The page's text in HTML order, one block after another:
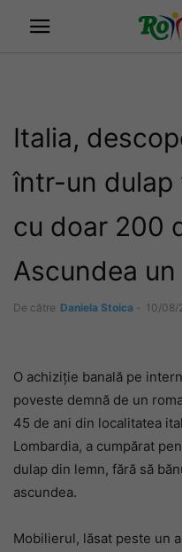
Italia,
într-un dulap
cu doar 200
Ascundea
De către Daniela Stoica - 10/08/
O achiziție banală pe
poveste demnă de un
45 de ani din localitatea
Lombardia, a cumpărat
dulap din lemn, fără să
ascundea.
Mobilierul, lăsat peste un